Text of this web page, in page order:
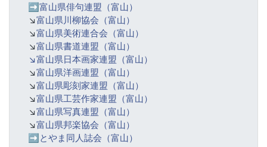
➡️ 富山県俳句連盟（富山）
↘️富山県川柳協会（富山）
↘️富山県美術連合会（富山）
↘️富山県書道連盟（富山）
↘️富山県日本画家連盟（富山）
↘️富山県洋画連盟（富山）
↘️富山県彫刻家連盟（富山）
↘️富山県工芸作家連盟（富山）
↘️富山県写真連盟（富山）
↘️富山県邦楽協会（富山）
➡️ とやま同人誌会（富山）